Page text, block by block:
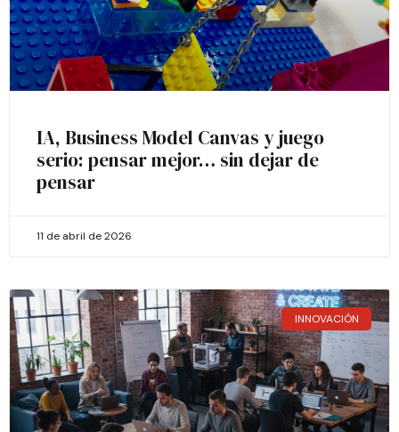
IA, Business Model Canvas y juego
serio: pensar mejor… sin dejar de
pensar
11 de abril de 2026
INNOVACIÓN